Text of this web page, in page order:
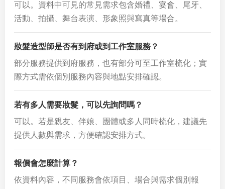
可以。資料中可見的常見需求包含婚禮、宴會、尾牙、
活動、拍攝、舞台表演、形象照與寫真等場合。
妝髮造型師是否有到府或到工作室服務？
部分服務提供到府服務，也有部分可至工作室梳化；實
際方式需依個別服務內容與地點安排確認。
若有多人需要妝髮，可以先詢問嗎？
可以。若是親友、伴娘、團體或多人同時梳化，建議先
提供人數與需求，方便確認安排方式。
報價會怎麼計算？
依資料內容，不同服務會依項目、場合與需求個別報